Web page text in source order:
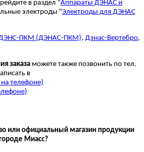
в раздел "Аппараты ДЭНАС и
электроды "Электроды для ДЭНАС
ПКМ (ДЭНАС-ПКМ), Дэнас-Вертебро,
заказа можете также позвонить по тел.
в
телефоне)
или официальный магазин продукции
Миасс?